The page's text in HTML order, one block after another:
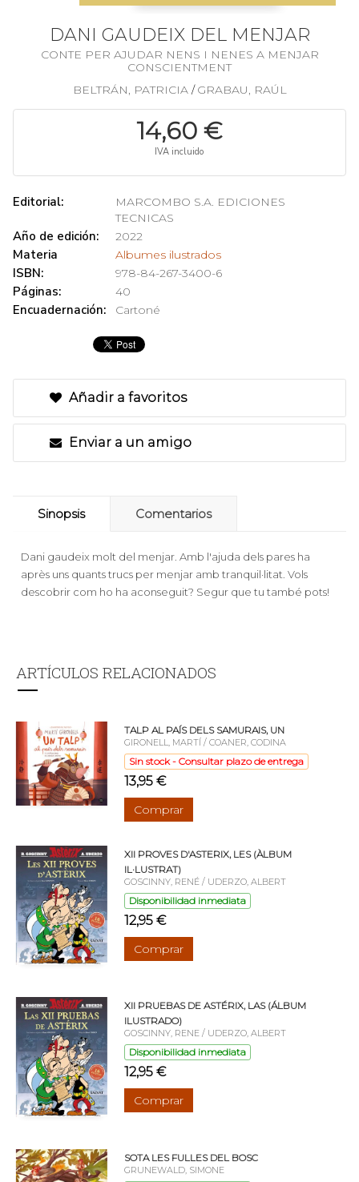
DANI GAUDEIX DEL MENJAR
CONTE PER AJUDAR NENS I NENES A MENJAR
CONSCIENTMENT
BELTRÁN, PATRICIA /GRABAU, RAÚL
14,60 €
IVA incluido
Editorial:
MARCOMBO S.A. EDICIONES
TECNICAS
Año de edición: 2022
Materia Albumes ilustrados
ISBN: 978-84-267-3400-6
Páginas: 40
Encuadernación: Cartoné
Añadir a favoritos
Enviar a un amigo
Sinopsis Comentarios
Dani gaudeix molt del menjar. Amb l'ajuda dels pares ha
après uns quants trucs per menjar amb tranquil·litat. Vols
descobrir com ho ha aconseguit? Segur que tu també pots!
ARTÍCULOS RELACIONADOS
TALP AL PAÍS DELS SAMURAIS, UN
GIRONELL, MARTÍ / COANER, CODINA
Sin stock - Consultar plazo de entrega
13,95 €
Comprar
XII PROVES D'ASTERIX, LES (ÀLBUM
IL·LUSTRAT)
GOSCINNY, RENÉ / UDERZO, ALBERT
Disponibilidad inmediata
12,95 €
Comprar
XII PRUEBAS DE ASTÉRIX, LAS (ÁLBUM
ILUSTRADO)
GOSCINNY, RENE / UDERZO, ALBERT
Disponibilidad inmediata
12,95 €
Comprar
SOTA LES FULLES DEL BOSC
GRUNEWALD, SIMONE